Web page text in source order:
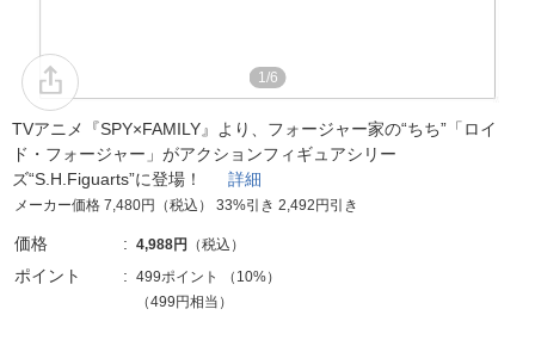
1/6
TVアニメ『SPY×FAMILY』より、フォージャー家の“ちち”「ロイ
ド・フォージャー」がアクションフィギュアシリー
ズ“S.H.Figuarts”に登場！ 詳細
メーカー価格 7,480円（税込） 33%引き 2,492円引き
価格 4,988円 （税込）
ポイント 499ポイント （ 10%）
（499円相当）